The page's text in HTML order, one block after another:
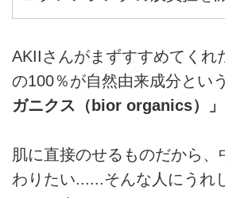
AKIIさんがまずすすめてくれ
の100％が自然由来成分という
ガニクス（bior organics）」
肌に直接のせるものだから、
わりたい......そんな人にうれ